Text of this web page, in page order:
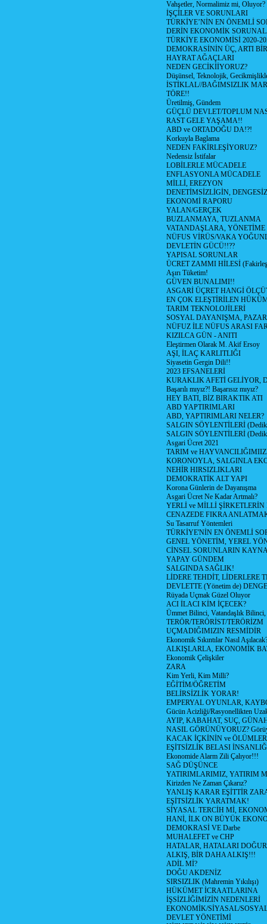
Vahşetler, Normalimiz mi, Oluyor?
İŞÇİLER VE SORUNLARI
TÜRKİYE’NİN EN ÖNEMLİ
DERİN EKONOMİK
TÜRKİYE EKONOMİSİ 2020-
DEMOKRASİNİN ÜÇ, ARTI
HAYRAT AĞAÇLARI
NEDEN GECİKİİYORUZ?
Düşünsel, Teknolojik,
İSTİKLAL//BAĞIMSIZLIK
TÖRE!!
Üretilmiş, Gündem
GÜÇLÜ DEVLET/TOPLUM
RAST GELE YAŞAMA!!
ABD ve ORTADOĞU DA!?!
Korkuyla Baglama
NEDEN FAKİRLEŞİYORUZ?
Nedensiz İstifalar
LOBİLERLE MÜCADELE
ENFLASYONLA MÜCADELE
MİLLİ, EREZYON
DENETİMSİZLİGİN,
EKONOMİ RAPORU
YALAN/GERÇEK
BUZLANMAYA, TUZLANMA
VATANDAŞLARA,
NÜFUS VİRÜS/VAKA
DEVLETİN GÜCÜ!!??
YAPISAL SORUNLAR
ÜCRET ZAMMI HİLESİ
Aşırı Tüketim!
GÜVEN BUNALIMI!!
ASGARİ ÜÇRET HANGİ
EN ÇOK ELEŞTİRİLEN
TARIM TEKNOLOJİLERİ
SOSYAL DAYANIŞMA,
NÜFUZ İLE NÜFUS ARASI
KIZILCA GÜN - ANITI
Eleştirmen Olarak M. Akif Ersoy
AŞI, İLAÇ KARLITLIĞI
Siyasetin Gergin Dili!!
2023 EFSANELERİ
KURAKLIK AFETİ GELİYOR,
Başarılı mıyız?! Başarısız mıyız?
HEY BATI, BİZ BIRAKTIK ATI
ABD YAPTIRIMLARI
ABD, YAPTIRIMLARI NELER?
SALGIN SÖYLENTİLERİ
SALGIN SÖYLENTİLERİ
Asgari Ücret 2021
TARIM ve
KORONOYLA, SALGINLA
NEHİR HIRSIZLIKLARI
DEMOKRATİK ALT YAPI
Korona Günlerin de Dayanışma
Asgari Ücret Ne Kadar Artmalı?
YERLİ ve MİLLİ
CENAZEDE FIKRA
Su Tasarruf Yöntemleri
TÜRKİYE'NİN EN ÖNEMLİ
GENEL YÖNETİM, YEREL
CİNSEL SORUNLARIN
YAPAY GÜNDEM
SALGINDA SAĞLIK!
LİDERE TEHDİT, LİDERLERE
DEVLETTE (Yönetim de)
Rüyada Uçmak Güzel Oluyor
ACI İLACI KİM İÇECEK?
Ümmet Bilinci, Vatandaşlık
TERÖR/TERÖRİST/TERÖRİZM
UÇMADIĞIMIZIN RESMİDİR
Ekonomik Sıkıntılar Nasıl
ALKIŞLARLA, EKONOMİK
Ekonomik Çelişkiler
ZARA
Kim Yerli, Kim Milli?
EĞİTİM/ÖĞRETİM
BELİRSİZLİK YORAR!
EMPERYAL OYUNLAR,
Gücün Acizliği/Rasyonellikten
AYIP, KABAHAT, SUÇ,
NASIL GÖRÜNÜYORUZ?
KACAK İÇKİNİN ve
EŞİTSİZLİK BELASI
Ekonomide Alarm Zili Çalıyor!!!
SAĞ DÜŞÜNCE
YATIRIMLARIMIZ, YATIRIM
Kirizden Ne Zaman Çıkarız?
YANLIŞ KARAR EŞİTTİR
EŞİTSİZLİK YARATMAK!
SİYASAL TERCİH Mİ,
HANİ, İLK ON BÜYÜK
DEMOKRASİ VE Darbe
MUHALEFET ve CHP
HATALAR, HATALARI
ALKIŞ, BİR DAHA ALKIŞ!!!
ADİL Mİ?
DOĞU AKDENİZ
SIRSIZLIK (Mahremin Yıkılışı)
HÜKÜMET İCRAATLARINA
İŞSİZLİĞİMİZİN NEDENLERİ
EKONOMİK/SİYASAL/
DEVLET YÖNETİMİ